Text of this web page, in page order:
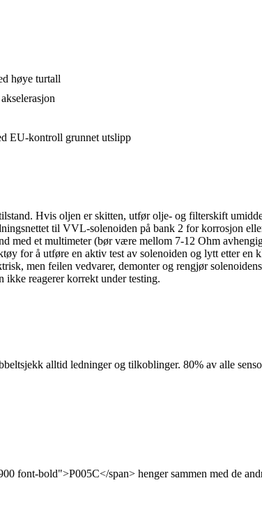
høye turtall
EU-kontroll grunnet utslipp
Hvis oljen er skitten, utfør olje- og filterskift
til VVL-solenoiden på bank 2 for korrosjon
med et multimeter (bør være mellom 7-12 Ohm
for å utføre en aktiv test av solenoiden og lytt etter en
men feilen vedvarer, demonter og rengjør
ikke reagerer korrekt under testing.
alltid ledninger og tilkoblinger. 80% av alle
font-bold">P005C</span> henger sammen med de